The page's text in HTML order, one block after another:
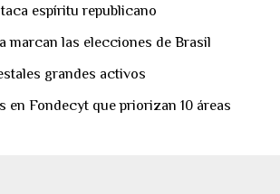
espíritu republicano
marcan las elecciones de Brasil
grandes activos
Fondecyt que priorizan 10 áreas